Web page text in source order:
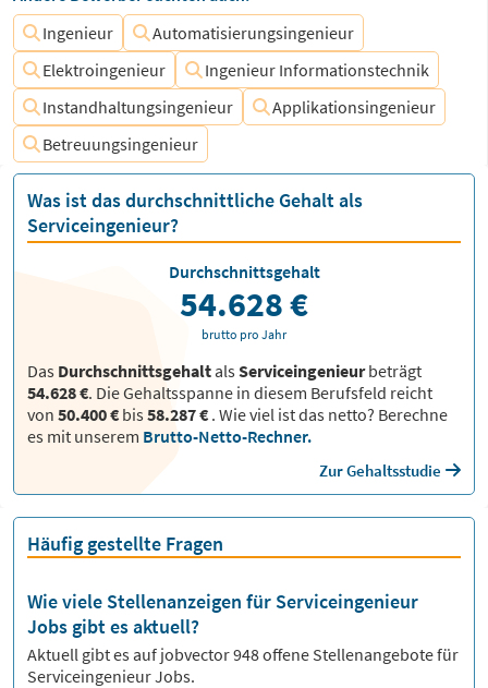
Ingenieur
Automatisierungsingenieur
Elektroingenieur
Ingenieur Informationstechnik
Instandhaltungsingenieur
Applikationsingenieur
Betreuungsingenieur
Was ist das durchschnittliche Gehalt als
Serviceingenieur?
Das DurchschnittsgehaltalsServiceingenieurbeträgt
54.628 €. Die Gehaltsspanne in diesem Berufsfeld reicht
von 50.400 € bis58.287 € . Wie viel ist das netto? Berechne
es mit unserem Brutto-Netto-Rechner.
Zur Gehaltsstudie
Durchschnittsgehalt
54.628 €
brutto pro Jahr
Häufig gestellte Fragen
Wie viele Stellenanzeigen für Serviceingenieur
Jobs gibt es aktuell?
Aktuell gibt es auf jobvector948offene Stellenangebote für
Serviceingenieur Jobs.